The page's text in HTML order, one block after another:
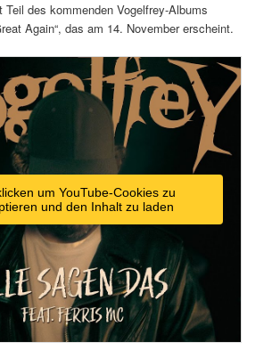
Teil des kommenden Vogelfrey-Albums
Again“, das am 14. November erscheint.
um YouTube-Cookies zu
und den Inhalt zu laden